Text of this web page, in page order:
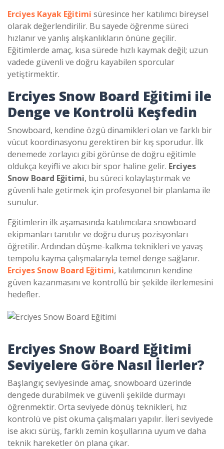
Erciyes Kayak Eğitimi süresince her katılımcı bireysel
olarak değerlendirilir. Bu sayede öğrenme süreci
hızlanır ve yanlış alışkanlıkların önüne geçilir.
Eğitimlerde amaç, kısa sürede hızlı kaymak değil; uzun
vadede güvenli ve doğru kayabilen sporcular
yetiştirmektir.
Erciyes Snow Board Eğitimi ile
Denge ve Kontrolü Keşfedin
Snowboard, kendine özgü dinamikleri olan ve farklı bir
vücut koordinasyonu gerektiren bir kış sporudur. İlk
denemede zorlayıcı gibi görünse de doğru eğitimle
oldukça keyifli ve akıcı bir spor haline gelir. Erciyes
Snow Board Eğitimi, bu süreci kolaylaştırmak ve
güvenli hale getirmek için profesyonel bir planlama ile
sunulur.
Eğitimlerin ilk aşamasında katılımcılara snowboard
ekipmanları tanıtılır ve doğru duruş pozisyonları
öğretilir. Ardından düşme-kalkma teknikleri ve yavaş
tempolu kayma çalışmalarıyla temel denge sağlanır.
Erciyes Snow Board Eğitimi, katılımcının kendine
güven kazanmasını ve kontrollü bir şekilde ilerlemesini
hedefler.
Erciyes Snow Board Eğitimi
Seviyelere Göre Nasıl İlerler?
Başlangıç seviyesinde amaç, snowboard üzerinde
dengede durabilmek ve güvenli şekilde durmayı
öğrenmektir. Orta seviyede dönüş teknikleri, hız
kontrolü ve pist okuma çalışmaları yapılır. İleri seviyede
ise akıcı sürüş, farklı zemin koşullarına uyum ve daha
teknik hareketler ön plana çıkar.